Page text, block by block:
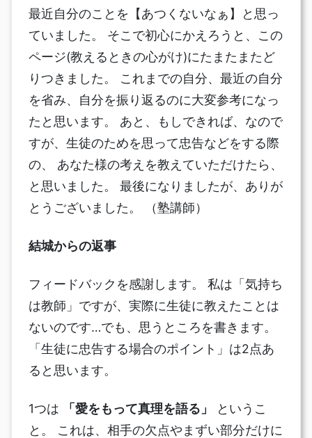
最近自分のことを【あつくないなぁ】と思っ
ていました。 そこで初心にかえろうと、この
ページ(教えるときの心がけ)にたまたまたど
りつきました。 これまでの自分、最近の自分
を省み、自分を振り返るのに大変参考になっ
たと思います。 あと、もしできれば、なので
すが、生徒のためを思って忠告などをする際
の、 あなた様の考えを教えていただけたら、
と思いました。 最後になりましたが、ありが
とうございました。 （塾講師）
結城からの返事
フィードバックを感謝します。 私は「気持ち
は教師」ですが、実際に生徒に教えたことは
ないのです…でも、思うところを書きます。
「生徒に忠告する場合のポイント」は2点あ
ると思います。
1つは 「愛をもって真理を語る」
というこ
と。 これは、相手の欠点やまずい部分だけに